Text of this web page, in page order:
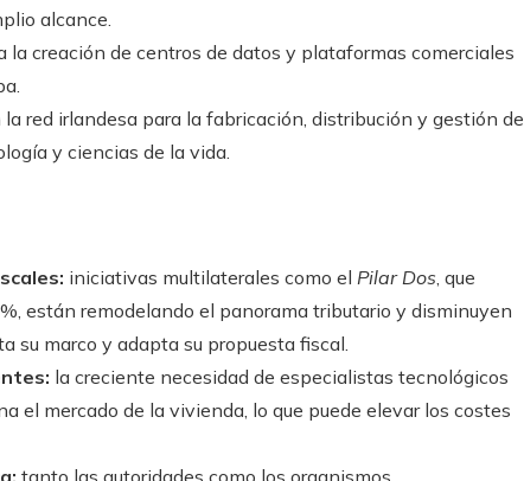
alcance.
la creación de centros de datos y plataformas comerciales
red irlandesa para la fabricación, distribución y gestión de
y ciencias de la vida.
iniciativas multilaterales como el Pilar Dos, que
están remodelando el panorama tributario y disminuyen
su marco y adapta su propuesta fiscal.
la creciente necesidad de especialistas tecnológicos
el mercado de la vivienda, lo que puede elevar los costes